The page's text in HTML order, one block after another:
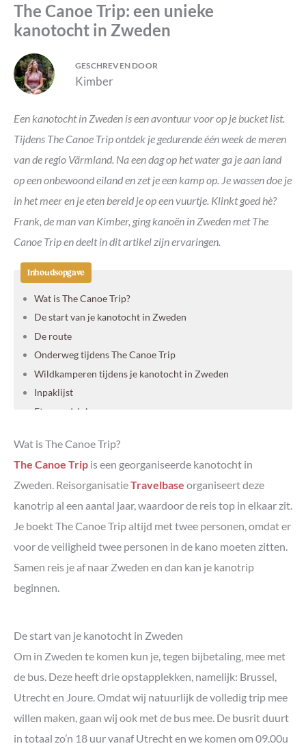
The Canoe Trip: een unieke
kanotocht in Zweden
Een kanotocht in Zweden is een avontuur voor op je bucket list.
Tijdens The Canoe Trip ontdek je gedurende één week de meren
van de regio Värmland. Na een dag op het water ga je aan land
op een onbewoond eiland en zet je een kamp op. Je wassen doe je
in het meer en je eten bereid je op een vuurtje. Klinkt goed hè?
Frank, de man van Kimber, ging kanoën in Zweden met The
Canoe Trip en deelt in dit artikel zijn ervaringen.
Inhoudsopgave
Wat is The Canoe Trip?
De start van je kanotocht in Zweden
De route
Onderweg tijdens The Canoe Trip
Wildkamperen tijdens je kanotocht in Zweden
Inpaklijst
Eten en drinken
Ook op avontuur met The Canoe Trip?
Meer tips voor Zweden
Wat is The Canoe Trip?
The Canoe Trip is een georganiseerde kanotocht in
Zweden. ReisorganisatieTravelbase organiseert deze
kanotrip al een aantal jaar, waardoor de reis top in elkaar zit.
Je boekt The Canoe Trip altijd met twee personen, omdat er
voor de veiligheid twee personen in de kano moeten zitten.
Samen reis je af naar Zweden en dan kan je kanotrip
beginnen.
De start van je kanotocht in Zweden
Om in Zweden te komen kun je, tegen bijbetaling, mee met
de bus. Deze heeft drie opstapplekken, namelijk: Brussel,
Utrecht en Joure. Omdat wij natuurlijk de volledig trip mee
willen maken, gaan wij ook met de bus mee. De busrit duurt
in totaal zo’n 18 uur vanaf Utrecht en we komen om 09.00u
GESCHREVEN DOOR
Kimber